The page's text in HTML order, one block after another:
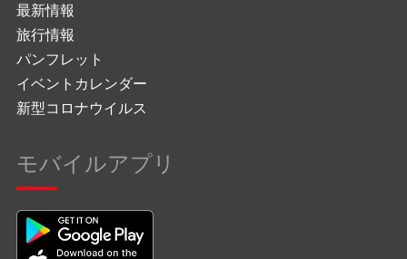
最新情報
旅行情報
パンフレット
イベントカレンダー
新型コロナウイルス
モバイルアプリ